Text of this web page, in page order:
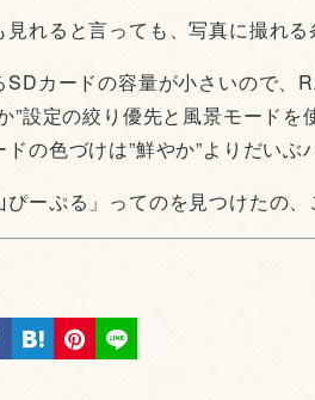
見れると言っても、写真に撮れ
SDカードの容量が小さいので、
”設定の絞り優先と風景モードを
ドの色づけは”鮮やか”よりだい
ぴーぷる」ってのを見つけたの